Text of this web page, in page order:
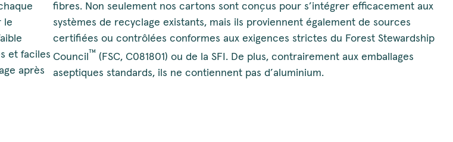
le
et faciles
après
fibres. Non seulement nos cartons sont conçus pour s’intégrer efficacement aux
systèmes de recyclage existants, mais ils proviennent également de sources
certifiées ou contrôlées conformes aux exigences strictes du Forest Stewardship
Council ™ (FSC, C081801) ou de la SFI. De plus, contrairement aux emballages
aseptiques standards, ils ne contiennent pas d’aluminium.